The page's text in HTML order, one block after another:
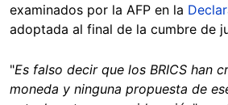
examinados por la AFP en la
adoptada al final de la cumbre de
"Es falso decir que los BRICS han
moneda y ninguna propuesta de